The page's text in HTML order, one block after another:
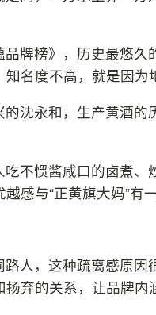
牌榜》，历史最悠
名度不高，就是因为
沈永和，生产黄酒
不惯酱咸口的卤煮
感与“正黄旗大妈”有一
人，这种疏离感原
弃的关系，让品牌